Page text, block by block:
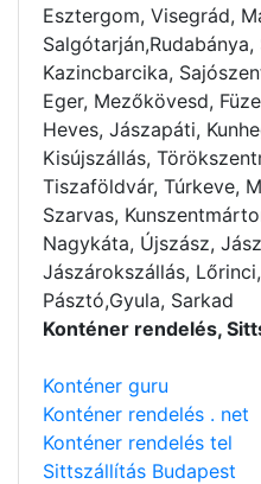
Esztergom, Visegrád,
Kazincbarcika,
Eger, Mezőkövesd,
Heves, Jászapáti,
Kisújszállás,
Tiszaföldvár, Túrkeve,
Szarvas,
Nagykáta, Újszász,
Jászárokszállás,
Pásztó,Gyula, Sarkad
Konténer rendelés,
Konténer guru
Konténer rendelés . net
Konténer rendelés tel
Sittszállítás Budapest